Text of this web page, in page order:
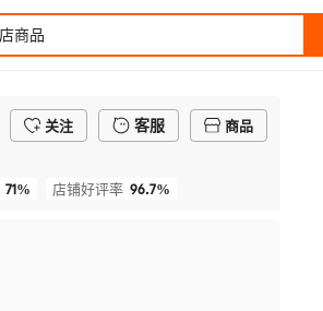
关注 客服
商品
71% 店铺好评率 96.7%